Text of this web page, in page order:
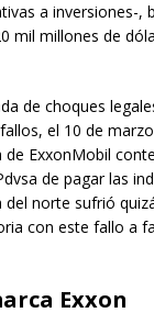
a inversiones-,
mil millones de
de choques
el 10 de
ExxonMobil
de pagar las
del norte sufrió
con este fallo a
Exxon